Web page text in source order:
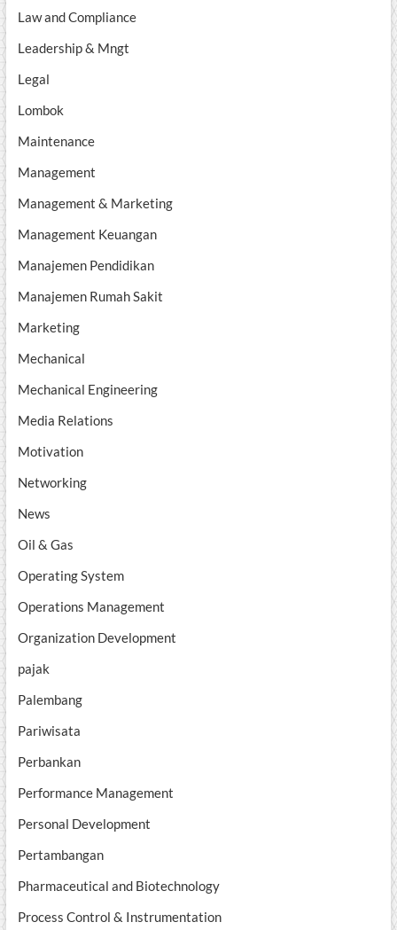
Law and Compliance
Leadership & Mngt
Legal
Lombok
Maintenance
Management
Management & Marketing
Management Keuangan
Manajemen Pendidikan
Manajemen Rumah Sakit
Marketing
Mechanical
Mechanical Engineering
Media Relations
Motivation
Networking
News
Oil & Gas
Operating System
Operations Management
Organization Development
pajak
Palembang
Pariwisata
Perbankan
Performance Management
Personal Development
Pertambangan
Pharmaceutical and Biotechnology
Process Control & Instrumentation